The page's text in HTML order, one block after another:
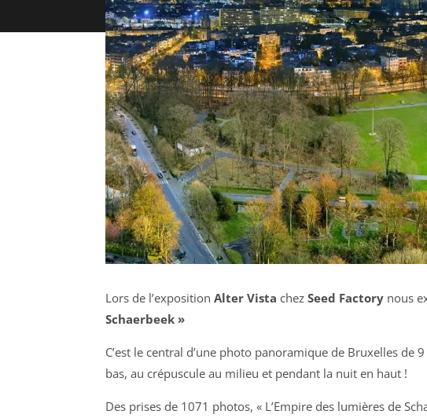
Lors de l’expositionAlter Vista chezSeed Factory nous
Schaerbeek »
C’est le central d’une photo panoramique de Bruxelles
bas, au crépuscule au milieu et pendant la nuit en haut !
Des prises de 1071 photos, « L’Empire des lumières de